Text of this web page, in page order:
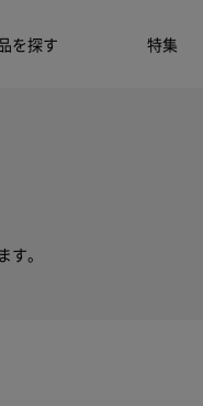
を探す 特集
す。